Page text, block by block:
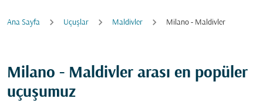
Ana Sayfa Uçuşlar Maldivler Milano - Maldivler
Milano - Maldivler arası en popüler
uçuşumuz